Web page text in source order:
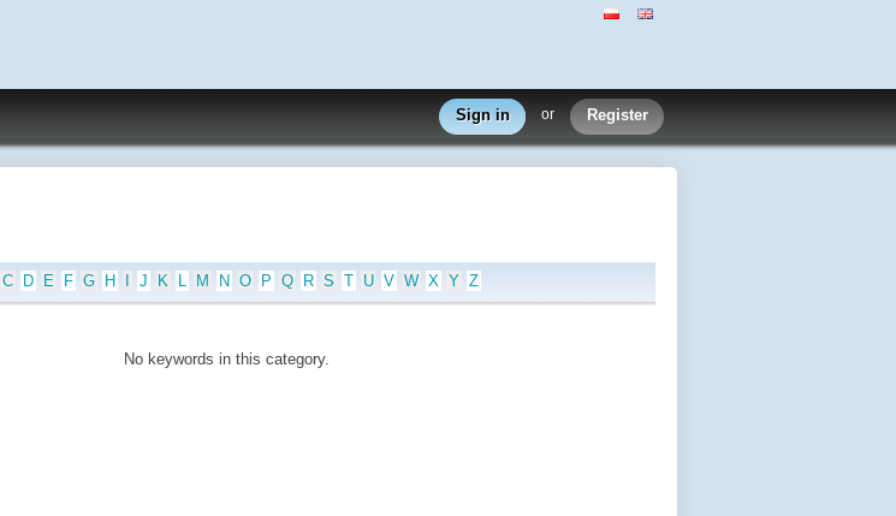
Sign in or Register
C D E F G H J K L M N O P Q R S T U V W X Y Z
No keywords in this category.